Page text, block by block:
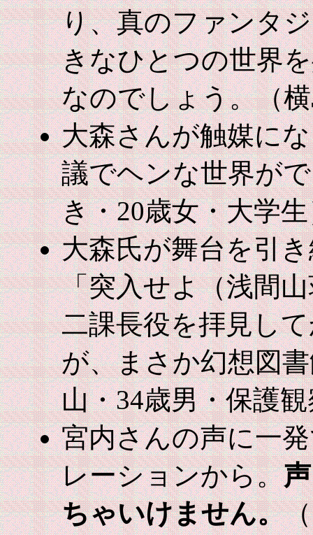
り、真のファンタ
きなひとつの世界
なのでしょう。（
大森さんが触媒に
議でヘンな世界が
き・20歳女・大学
大森氏が舞台を引
「突入せよ（浅間
二課長役を拝見し
が、まさか幻想図
山・34歳男・保護
宮内さんの声に一
レーションから。
ちゃいけません。